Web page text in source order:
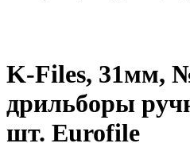
K-Files, 31мм,
дрильборы
шт. Eurofile